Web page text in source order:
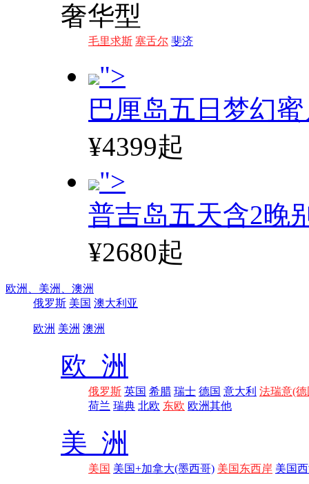
奢华型
毛里求斯 塞舌尔 斐济
">
巴厘岛五日梦幻
¥4399起
">
普吉岛五天含2晚
¥2680起
欧洲、 美洲、 澳洲
俄罗斯 美国 澳大利亚
欧洲 美洲 澳洲
欧 洲
俄罗斯 英国 希腊 瑞士 德国 意大利 法瑞意(德
荷兰 瑞典 北欧 东欧 欧洲其他
美 洲
美国 美国+加拿大(墨西哥) 美国东西岸 美国